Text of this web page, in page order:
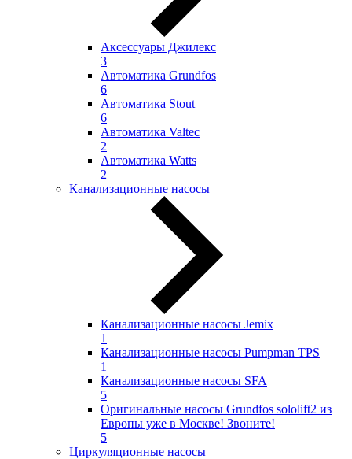
Аксессуары Джилекс
3
Автоматика Grundfos
6
Автоматика Stout
6
Автоматика Valtec
2
Автоматика Watts
2
Канализационные насосы
Канализационные насосы Jemix
1
Канализационные насосы Pumpman TPS
1
Канализационные насосы SFA
5
Оригинальные насосы Grundfos sololift2 из
Европы уже в Москве! Звоните!
5
Циркуляционные насосы